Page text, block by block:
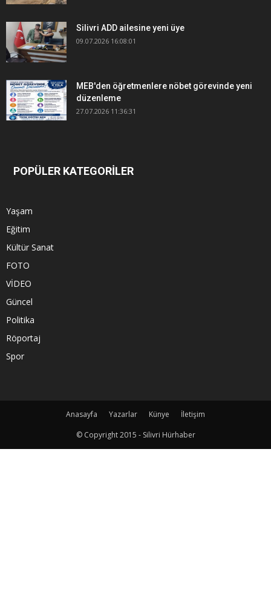
Silivri ADD ailesine yeni üye
09.07.2026 16:08:01
MEB'den öğretmenlere nöbet görevinde yeni
düzenleme
27.07.2026 11:36:31
POPÜLER KATEGORİLER
Yaşam
Eğitim
Kültür Sanat
FOTO
VİDEO
Güncel
Politika
Röportaj
Spor
Anasayfa Yazarlar Künye
İletişim
© Copyright 2015 - Silivri Hürhaber